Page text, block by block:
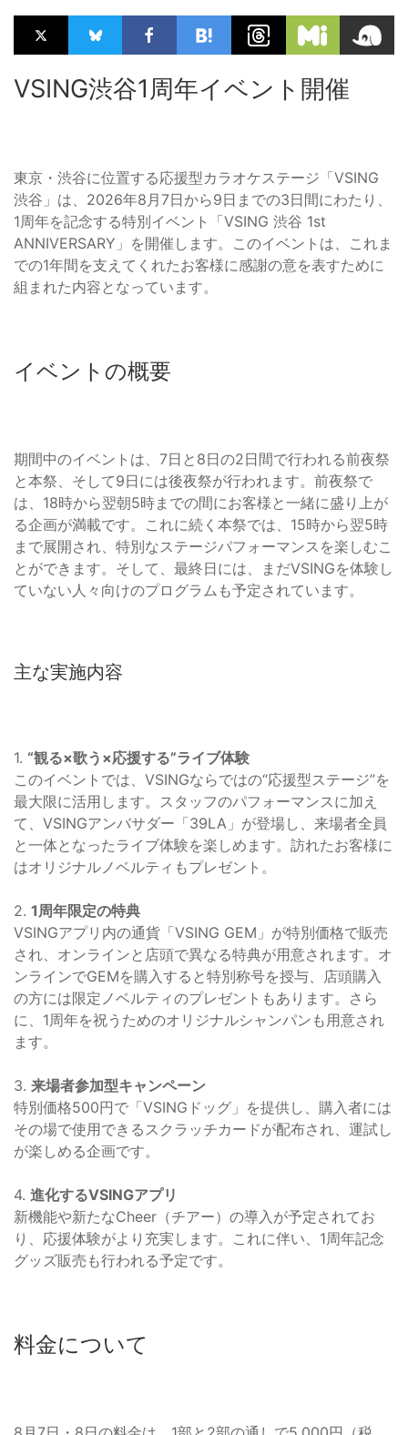
VSING渋谷1周年イベント開催
東京・渋谷に位置する応援型カラオケステージ「VSING
渋谷」は、2026年8月7日から9日までの3日間にわたり、
1周年を記念する特別イベント「VSING 渋谷 1st
ANNIVERSARY」を開催します。このイベントは、これま
での1年間を支えてくれたお客様に感謝の意を表すために
組まれた内容となっています。
イベントの概要
期間中のイベントは、7日と8日の2日間で行われる前夜祭
と本祭、そして9日には後夜祭が行われます。前夜祭で
は、18時から翌朝5時までの間にお客様と一緒に盛り上が
る企画が満載です。これに続く本祭では、15時から翌5時
まで展開され、特別なステージパフォーマンスを楽しむこ
とができます。そして、最終日には、まだVSINGを体験し
ていない人々向けのプログラムも予定されています。
主な実施内容
1. “観る×歌う×応援する”ライブ体験
このイベントでは、VSINGならではの“応援型ステージ”を
最大限に活用します。スタッフのパフォーマンスに加え
て、VSINGアンバサダー「39LA」が登場し、来場者全員
と一体となったライブ体験を楽しめます。訪れたお客様に
はオリジナルノベルティもプレゼント。
2. 1周年限定の特典
VSINGアプリ内の通貨「VSING GEM」が特別価格で販売
され、オンラインと店頭で異なる特典が用意されます。オ
ンラインでGEMを購入すると特別称号を授与、店頭購入
の方には限定ノベルティのプレゼントもあります。さら
に、1周年を祝うためのオリジナルシャンパンも用意され
ます。
3. 来場者参加型キャンペーン
特別価格500円で「VSINGドッグ」を提供し、購入者には
その場で使用できるスクラッチカードが配布され、運試し
が楽しめる企画です。
4. 進化するVSINGアプリ
新機能や新たなCheer（チアー）の導入が予定されてお
り、応援体験がより充実します。これに伴い、1周年記念
グッズ販売も行われる予定です。
料金について